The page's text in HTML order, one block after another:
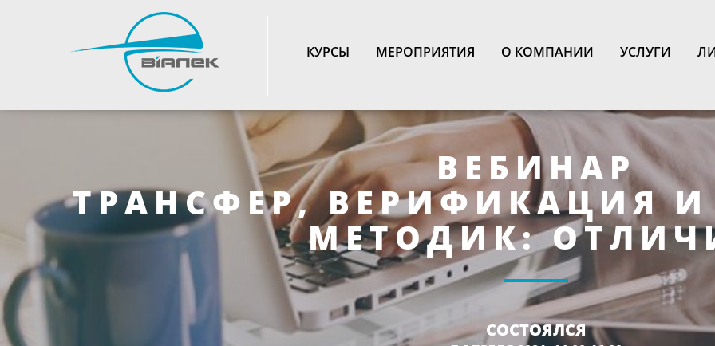
TOGGLE_NAVIGATION
КУРСЫ МЕРОПРИЯТИЯ О КОМПАНИИ УСЛУГИ
ВЕБИНАР
ТРАНСФЕР, ВЕРИФИКАЦИЯ
МЕТОДИК:
СОСТОЯЛСЯ